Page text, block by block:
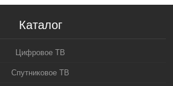
Каталог
Цифровое ТВ
Спутниковое ТВ